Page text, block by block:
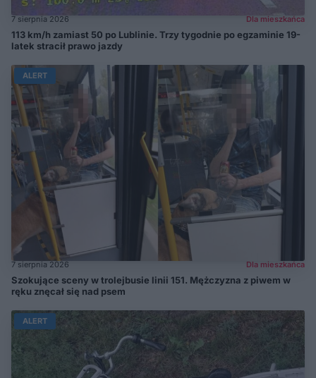
7 sierpnia 2026 Dla mieszkańca
113 km/h zamiast 50 po Lublinie. Trzy tygodnie po egzaminie 19-
latek stracił prawo jazdy
ALERT
7 sierpnia 2026 Dla mieszkańca
Szokujące sceny w trolejbusie linii 151. Mężczyzna z piwem w
ręku znęcał się nad psem
ALERT